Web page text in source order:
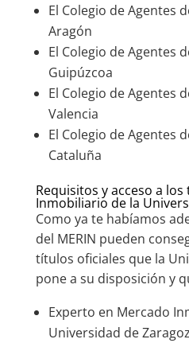
El Colegio de Agentes
Aragón
El Colegio de Agentes
Guipúzcoa
El Colegio de Agentes
Valencia
El Colegio de Agentes
Cataluña
Requisitos y acceso a
Inmobiliario de la
Como ya te habíamos
del MERIN pueden
títulos oficiales que la
pone a su disposición y
Experto en Mercado
Universidad de